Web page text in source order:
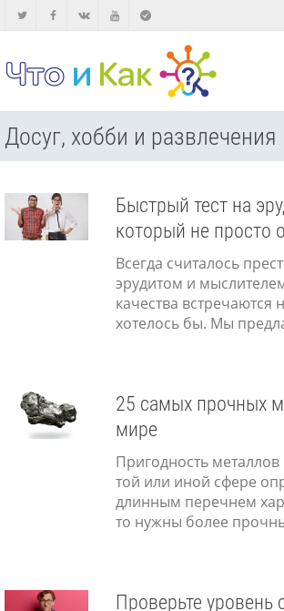
Досуг, хобби и развлечения
Быстрый тест на
который не просто
Всегда считалось
эрудитом и
качества встречаются
хотелось бы. Мы
25 самых прочных
мире
Пригодность
той или иной сфере
длинным перечнем
то нужны более
Проверьте уровень